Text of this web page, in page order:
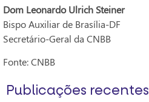
Dom Leonardo Ulrich Steiner
Bispo Auxiliar de Brasília-DF
Secretário-Geral da CNBB
Fonte: CNBB
Publicações recentes